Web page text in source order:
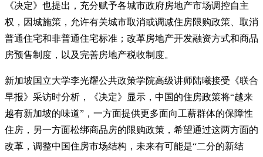
《决定》也提出，充分赋予各城市政府房地产市场调控自主
权，因城施策，允许有关城市取消或调减住房限购政策、取消
普通住宅和非普通住宅标准；改革房地产开发融资方式和商品
房预售制度，以及完善房地产税收制度。
新加坡国立大学李光耀公共政策学院高级讲师陆曦接受《联合
早报》采访时分析，《决定》显示，中国的住房政策将“越来
越有新加坡的味道”，一方面提供更多面向工薪群体的保障性
住房，另一方面松绑商品房的限购政策，希望通过这两方面的
改革，调整中国住房市场结构，未来有可能是“二分的新结